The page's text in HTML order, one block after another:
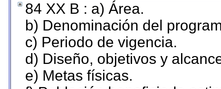
84 XX B : a) Área.
b) Denominación del
c) Periodo de vigencia.
d) Diseño, objetivos y
e) Metas físicas.